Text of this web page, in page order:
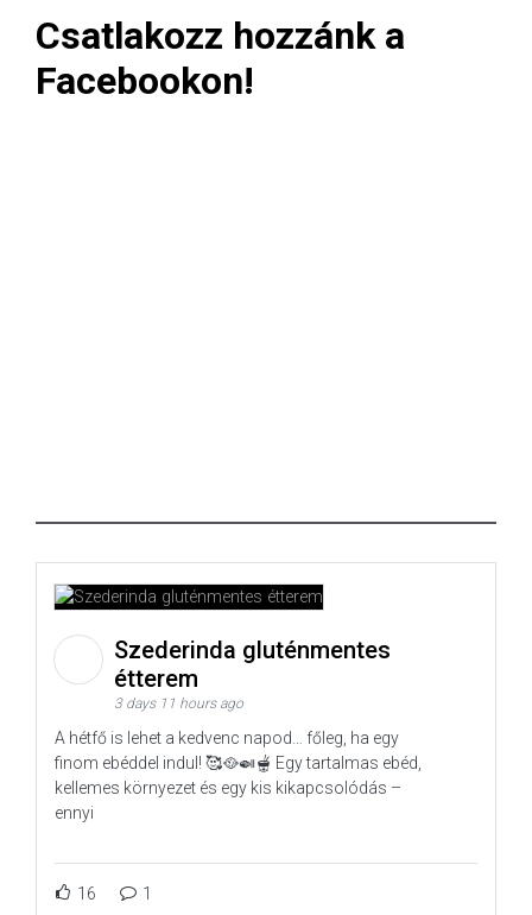
Csatlakozz hozzánk a
Facebookon!
Szederinda gluténmentes
étterem
3 days 11 hours ago
A hétfő is lehet a kedvenc napod… főleg, ha egy
finom ebéddel indul! 🥰🥘🍛🫕 Egy tartalmas ebéd,
kellemes környezet és egy kis kikapcsolódás –
ennyi
16 1